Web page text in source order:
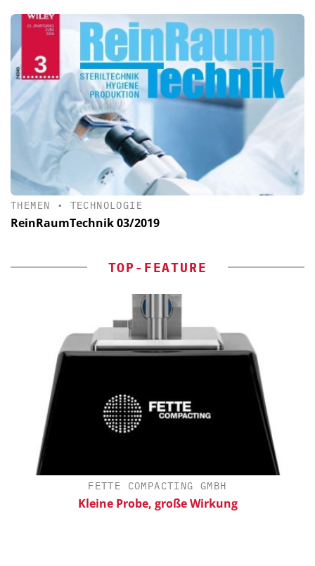
THEMEN • TECHNOLOGIE
ReinRaumTechnik 03/2019
TOP-FEATURE
FETTE COMPACTING GMBH
Kleine Probe, große Wirkung